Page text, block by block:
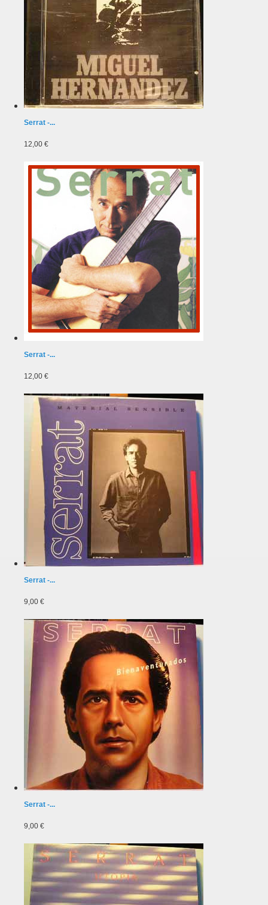
Serrat -...
12,00 €
Serrat -...
12,00 €
Serrat -...
9,00 €
Serrat -...
9,00 €